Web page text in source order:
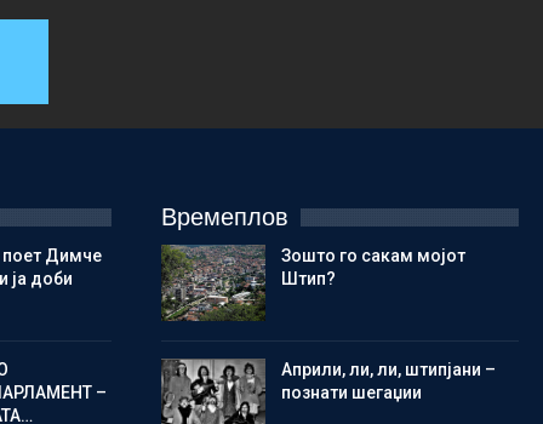
Димче
ја доби
–
Времеплов
Зошто го сакам мојот
Штип?
Aприли, ли, ли, штипјани –
познати шегаџии